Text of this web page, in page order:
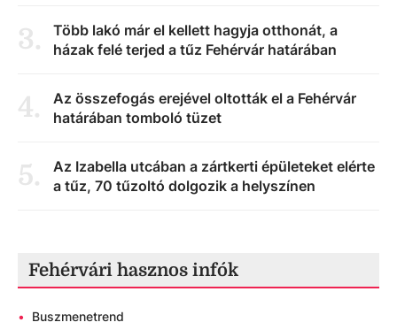
3.
Több lakó már el kellett hagyja otthonát, a
házak felé terjed a tűz Fehérvár határában
4.
Az összefogás erejével oltották el a Fehérvár
határában tomboló tüzet
5.
Az Izabella utcában a zártkerti épületeket elérte
a tűz, 70 tűzoltó dolgozik a helyszínen
Fehérvári hasznos infók
• Buszmenetrend